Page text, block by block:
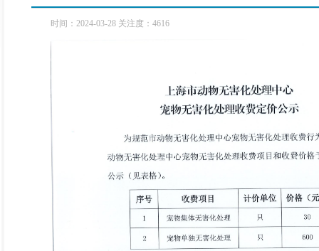
时间：2024-03-28 关注度：4616